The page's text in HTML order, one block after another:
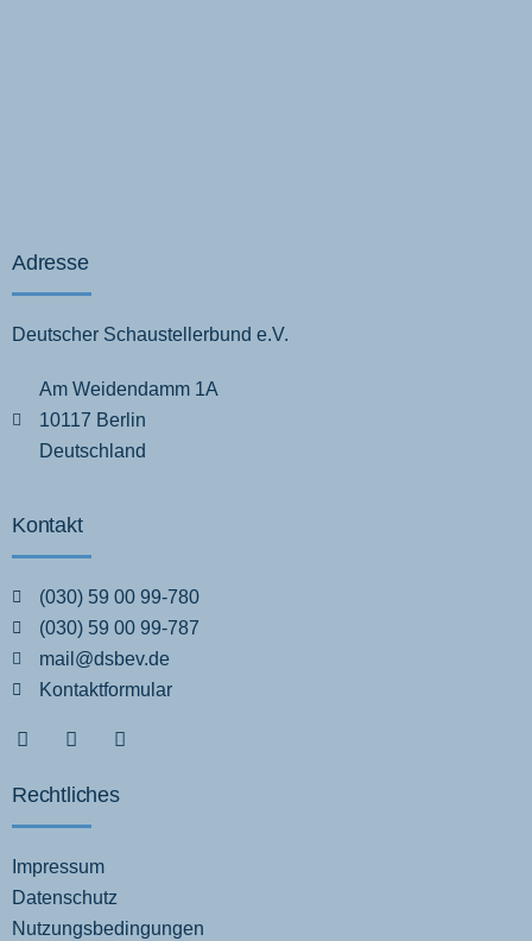
Adresse
Deutscher Schaustellerbund e.V.
Am Weidendamm 1A
10117 Berlin
Deutschland
Kontakt
(030) 59 00 99-780
(030) 59 00 99-787
mail@dsbev.de
Kontaktformular
Rechtliches
Impressum
Datenschutz
Nutzungsbedingungen